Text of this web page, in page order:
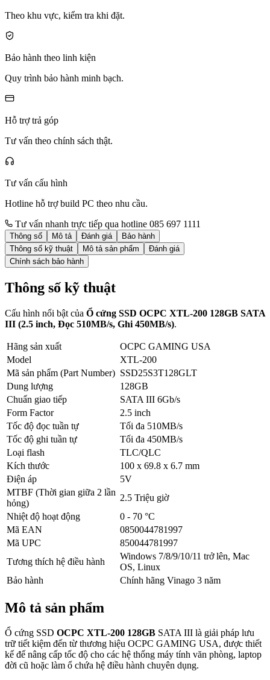
Theo khu vực, kiểm tra khi đặt.
Bảo hành theo linh kiện
Quy trình bảo hành minh bạch.
Hỗ trợ trả góp
Tư vấn theo chính sách thật.
Tư vấn cấu hình
Hotline hỗ trợ build PC theo nhu cầu.
Tư vấn nhanh trực tiếp qua hotline 085 697 1111
Thông số Mô tả Đánh giá
Bảo hành
Thông số kỹ thuật
Mô tả sản phẩm
Đánh giá
Chính sách bảo hành
Thông số kỹ thuật
Cấu hình nổi bật của Ổ cứng SSD OCPC XTL-200 128GB SATA
III (2.5 inch, Đọc 510MB/s, Ghi 450MB/s).
Hãng sản xuất
OCPC GAMING USA
Model
XTL-200
Mã sản phẩm (Part Number) SSD25S3T128GLT
Dung lượng
128GB
Chuẩn giao tiếp
SATA III 6Gb/s
Form Factor
2.5 inch
Tốc độ đọc tuần tự
Tối đa 510MB/s
Tốc độ ghi tuần tự
Tối đa 450MB/s
Loại flash
TLC/QLC
Kích thước
100 x 69.8 x 6.7 mm
Điện áp
5V
MTBF (Thời gian giữa 2 lần
hỏng)
2.5 Triệu giờ
Nhiệt độ hoạt động
0 - 70 °C
Mã EAN
0850044781997
Mã UPC
850044781997
Tương thích hệ điều hành
Windows 7/8/9/10/11 trở lên, Mac
OS, Linux
Bảo hành
Chính hãng Vinago 3 năm
Mô tả sản phẩm
Ổ cứng SSD OCPC XTL-200 128GB SATA III là giải pháp lưu
trữ tiết kiệm đến từ thương hiệu OCPC GAMING USA, được thiết
kế để nâng cấp tốc độ cho các hệ thống máy tính văn phòng, laptop
đời cũ hoặc làm ổ chứa hệ điều hành chuyên dụng.